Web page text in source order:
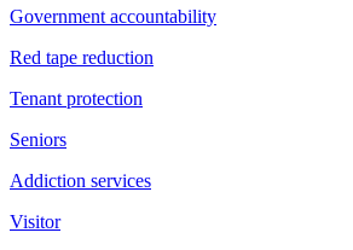
Government accountability
Red tape reduction
Tenant protection
Seniors
Addiction services
Visitor